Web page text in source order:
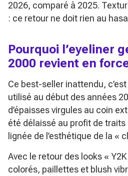
2026, comparé à 2025.
: ce retour ne doit rien au
Pourquoi l’eyeliner
2000 revient en
Ce best-seller inattendu, c’est
utilisé au début des années
d’épaisses virgules au coin
été délaissé au profit de traits
lignée de l’esthétique de la «
Avec le retour des looks «
colorés, paillettes et blush